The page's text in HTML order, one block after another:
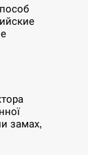
замах,